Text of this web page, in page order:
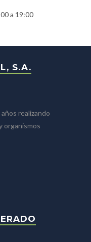
a 19:00
S.A.
realizando
organismos